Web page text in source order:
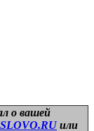
о вашей
или